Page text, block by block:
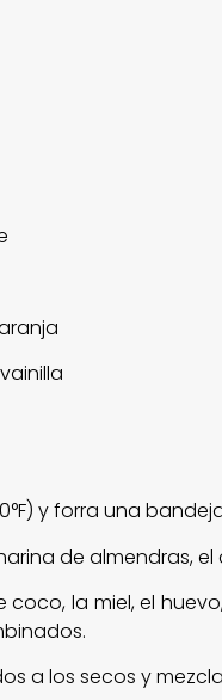
y forra una
de almendras,
la miel, el
a los secos y